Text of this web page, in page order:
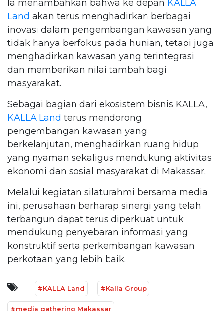
Ia menambahkan bahwa ke depan KALLA
Land akan terus menghadirkan berbagai
inovasi dalam pengembangan kawasan yang
tidak hanya berfokus pada hunian, tetapi juga
menghadirkan kawasan yang terintegrasi
dan memberikan nilai tambah bagi
masyarakat.
Sebagai bagian dari ekosistem bisnis KALLA,
KALLA Land terus mendorong
pengembangan kawasan yang
berkelanjutan, menghadirkan ruang hidup
yang nyaman sekaligus mendukung aktivitas
ekonomi dan sosial masyarakat di Makassar.
Melalui kegiatan silaturahmi bersama media
ini, perusahaan berharap sinergi yang telah
terbangun dapat terus diperkuat untuk
mendukung penyebaran informasi yang
konstruktif serta perkembangan kawasan
perkotaan yang lebih baik.
#KALLA Land #Kalla Group
#media gathering Makassar